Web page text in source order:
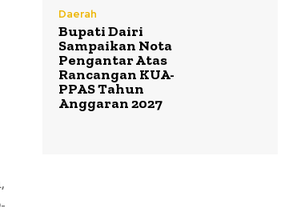
Daerah
Bupati Dairi
Sampaikan Nota
Pengantar Atas
Rancangan KUA-
PPAS Tahun
Anggaran 2027